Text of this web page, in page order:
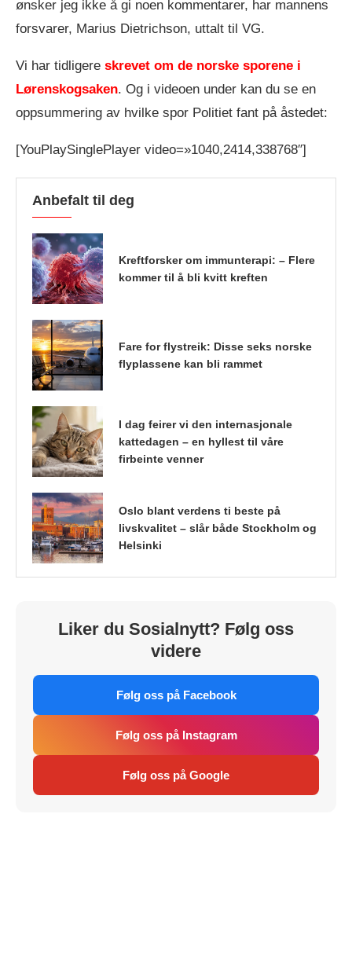
ønsker jeg ikke å gi noen kommentarer, har mannens
forsvarer, Marius Dietrichson, uttalt til VG.
Vi har tidligere skrevet om de norske sporene i
Lørenskogsaken. Og i videoen under kan du se en
oppsummering av hvilke spor Politiet fant på åstedet:
[YouPlaySinglePlayer video=»1040,2414,338768″]
Anbefalt til deg
Kreftforsker om immunterapi: – Flere
kommer til å bli kvitt kreften
Fare for flystreik: Disse seks norske
flyplassene kan bli rammet
I dag feirer vi den internasjonale
kattedagen – en hyllest til våre
firbeinte venner
Oslo blant verdens ti beste på
livskvalitet – slår både Stockholm og
Helsinki
Liker du Sosialnytt? Følg oss
videre
Følg oss på Facebook
Følg oss på Instagram
Følg oss på Google